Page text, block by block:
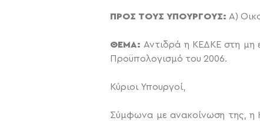
ΠΡΟΣ ΤΟΥΣ ΥΠΟΥΡΓΟΥΣ: Α)
ΘΕΜΑ: Αντιδρά η ΚΕΔΚΕ στη μη
Προϋπολογισμό του 2006.
Κύριοι Υπουργοί,
Σύμφωνα με ανακοίνωση της, η